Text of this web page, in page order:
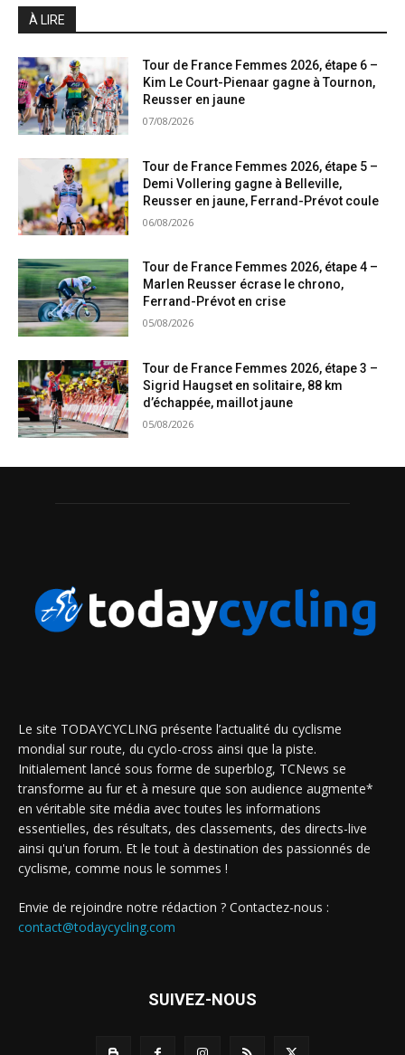
À LIRE
Tour de France Femmes 2026, étape 6 –
Kim Le Court-Pienaar gagne à Tournon,
Reusser en jaune
07/08/2026
Tour de France Femmes 2026, étape 5 –
Demi Vollering gagne à Belleville,
Reusser en jaune, Ferrand-Prévot coule
06/08/2026
Tour de France Femmes 2026, étape 4 –
Marlen Reusser écrase le chrono,
Ferrand-Prévot en crise
05/08/2026
Tour de France Femmes 2026, étape 3 –
Sigrid Haugset en solitaire, 88 km
d’échappée, maillot jaune
05/08/2026
Le site TODAYCYCLING présente l’actualité du cyclisme
mondial sur route, du cyclo-cross ainsi que la piste.
Initialement lancé sous forme de superblog, TCNews se
transforme au fur et à mesure que son audience augmente*
en véritable site média avec toutes les informations
essentielles, des résultats, des classements, des directs-live
ainsi qu'un forum. Et le tout à destination des passionnés de
cyclisme, comme nous le sommes !
Envie de rejoindre notre rédaction ? Contactez-nous :
contact@todaycycling.com
SUIVEZ-NOUS